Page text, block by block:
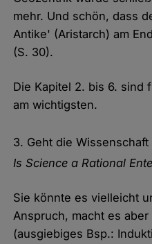
mehr. Und schön, dass
Antike' (Aristarch) am
(S. 30).
Die Kapitel 2. bis 6. sind
am wichtigsten.
3. Geht die Wissenschaft
Is Science a Rational
Sie könnte es vielleicht
Anspruch, macht es
(ausgiebiges Bsp.: